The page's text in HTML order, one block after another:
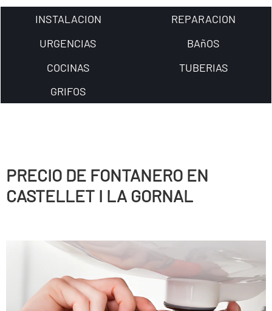
INSTALACION
REPARACION
URGENCIAS
BAñOS
COCINAS
TUBERIAS
GRIFOS
PRECIO DE FONTANERO EN
CASTELLET I LA GORNAL